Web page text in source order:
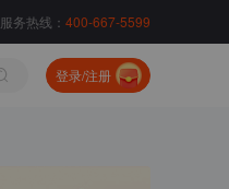
服务热线： 400-667-5599
登录/注册